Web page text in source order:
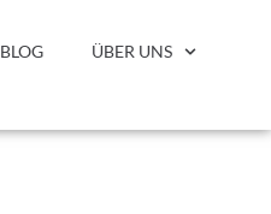
BLOG ÜBER UNS